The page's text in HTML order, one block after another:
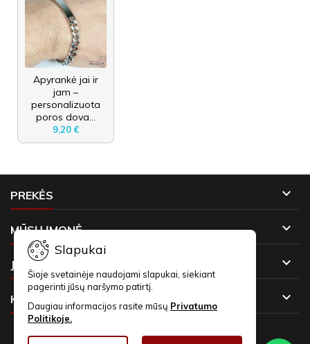
Apyrankė jai ir
jam –
personalizuota
poros dova...
9,20 €
PREKĖS 
MŪSŲ ĮMONĖ 
JŪSŲ PASKYRA 
KONTAKTAI 
Slapukai
Šioje svetainėje naudojami slapukai, siekiant
pagerinti jūsų naršymo patirtį.
Daugiau informacijos rasite mūsų Privatumo
Politikoje.
NAUJIENLAIŠKIAI